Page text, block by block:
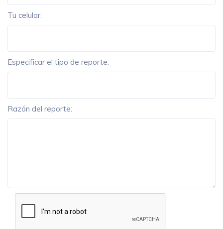
Tu celular:
Especificar el tipo de reporte:
Razón del reporte: